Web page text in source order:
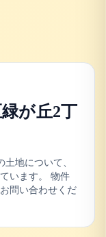
が丘2丁
土地について、
います。 物件
問い合わせくだ